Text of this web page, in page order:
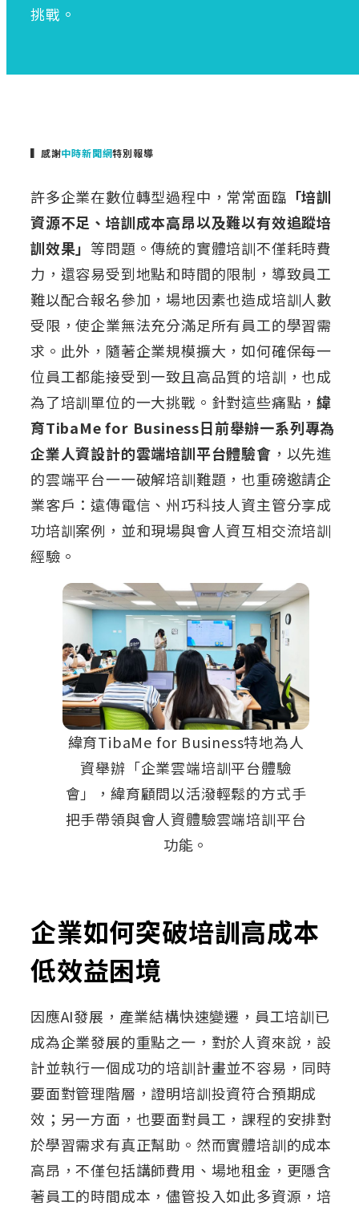
挑戰。
▍感謝中時新聞網特別報導
許多企業在數位轉型過程中，常常面臨 「培訓
資源不足、培訓成本高昂以及難以有效追蹤培
訓效果」 等問題。傳統的實體培訓不僅耗時費
力，還容易受到地點和時間的限制，導致員工
難以配合報名參加，場地因素也造成培訓人數
受限，使企業無法充分滿足所有員工的學習需
求。此外，隨著企業規模擴大，如何確保每一
位員工都能接受到一致且高品質的培訓，也成
為了培訓單位的一大挑戰。針對這些痛點，緯
育TibaMe for Business日前舉辦一系列專為
企業人資設計的雲端培訓平台體驗會 ，以先進
的雲端平台一一破解培訓難題，也重磅邀請企
業客戶：遠傳電信、州巧科技人資主管分享成
功培訓案例，並和現場與會人資互相交流培訓
經驗。
緯育TibaMe for Business特地為人
資舉辦「企業雲端培訓平台體驗
會」，緯育顧問以活潑輕鬆的方式手
把手帶領與會人資體驗雲端培訓平台
功能。
企業如何突破培訓高成本
低效益困境
因應AI發展，產業結構快速變遷，員工培訓已
成為企業發展的重點之一，對於人資來說，設
計並執行一個成功的培訓計畫並不容易，同時
要面對管理階層，證明培訓投資符合預期成
效；另一方面，也要面對員工，課程的安排對
於學習需求有真正幫助。然而實體培訓的成本
高昂，不僅包括講師費用、場地租金，更隱含
著員工的時間成本，儘管投入如此多資源，培